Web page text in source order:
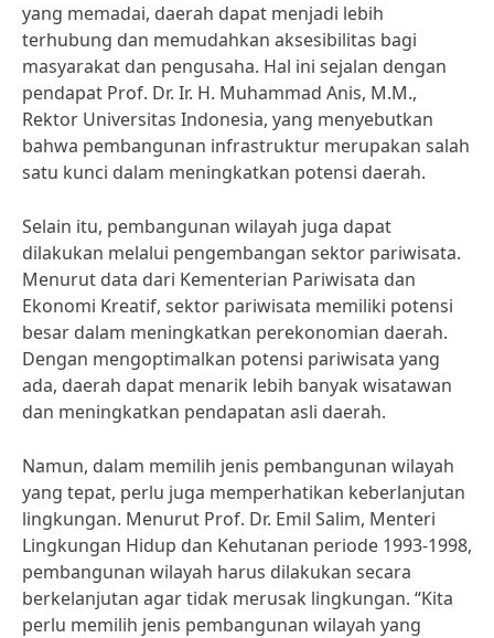
yang memadai, daerah dapat menjadi lebih
terhubung dan memudahkan aksesibilitas bagi
masyarakat dan pengusaha. Hal ini sejalan dengan
pendapat Prof. Dr. Ir. H. Muhammad Anis, M.M.,
Rektor Universitas Indonesia, yang menyebutkan
bahwa pembangunan infrastruktur merupakan salah
satu kunci dalam meningkatkan potensi daerah.
Selain itu, pembangunan wilayah juga dapat
dilakukan melalui pengembangan sektor pariwisata.
Menurut data dari Kementerian Pariwisata dan
Ekonomi Kreatif, sektor pariwisata memiliki potensi
besar dalam meningkatkan perekonomian daerah.
Dengan mengoptimalkan potensi pariwisata yang
ada, daerah dapat menarik lebih banyak wisatawan
dan meningkatkan pendapatan asli daerah.
Namun, dalam memilih jenis pembangunan wilayah
yang tepat, perlu juga memperhatikan keberlanjutan
lingkungan. Menurut Prof. Dr. Emil Salim, Menteri
Lingkungan Hidup dan Kehutanan periode 1993-1998,
pembangunan wilayah harus dilakukan secara
berkelanjutan agar tidak merusak lingkungan. “Kita
perlu memilih jenis pembangunan wilayah yang